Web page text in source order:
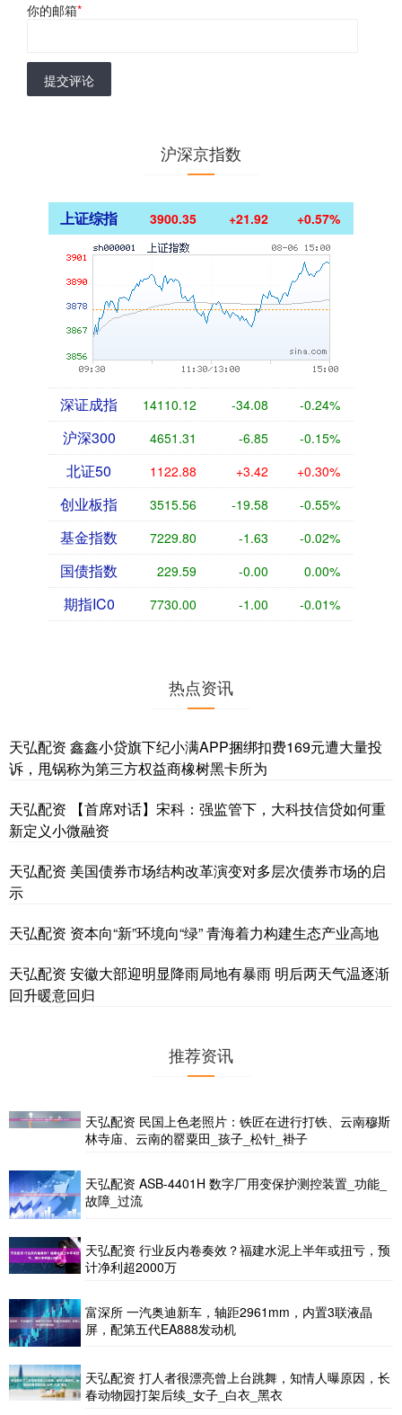
你的邮箱*
提交评论
沪深京指数
上证综指 3900.35 +21.92 +0.57%
深证成指 14110.12 -34.08 -0.24%
沪深300 4651.31 -6.85 -0.15%
北证50 1122.88 +3.42 +0.30%
创业板指 3515.56 -19.58 -0.55%
基金指数 7229.80 -1.63 -0.02%
国债指数 229.59 -0.00 0.00%
期指IC0 7730.00 -1.00 -0.01%
热点资讯
天弘配资 鑫鑫小贷旗下纪小满APP捆绑扣费169元遭大量投
诉，甩锅称为第三方权益商橡树黑卡所为
天弘配资 【首席对话】宋科：强监管下，大科技信贷如何重
新定义小微融资
天弘配资 美国债券市场结构改革演变对多层次债券市场的启
示
天弘配资 资本向“新”环境向“绿” 青海着力构建生态产业高地
天弘配资 安徽大部迎明显降雨局地有暴雨 明后两天气温逐渐
回升暖意回归
推荐资讯
天弘配资 民国上色老照片：铁匠在进行打铁、云南穆斯
林寺庙、云南的罂粟田_孩子_松针_褂子
天弘配资 ASB-4401H 数字厂用变保护测控装置_功能_
故障_过流
天弘配资 行业反内卷奏效？福建水泥上半年或扭亏，预
计净利超2000万
富深所 一汽奥迪新车，轴距2961mm，内置3联液晶
屏，配第五代EA888发动机
天弘配资 打人者很漂亮曾上台跳舞，知情人曝原因，长
春动物园打架后续_女子_白衣_黑衣